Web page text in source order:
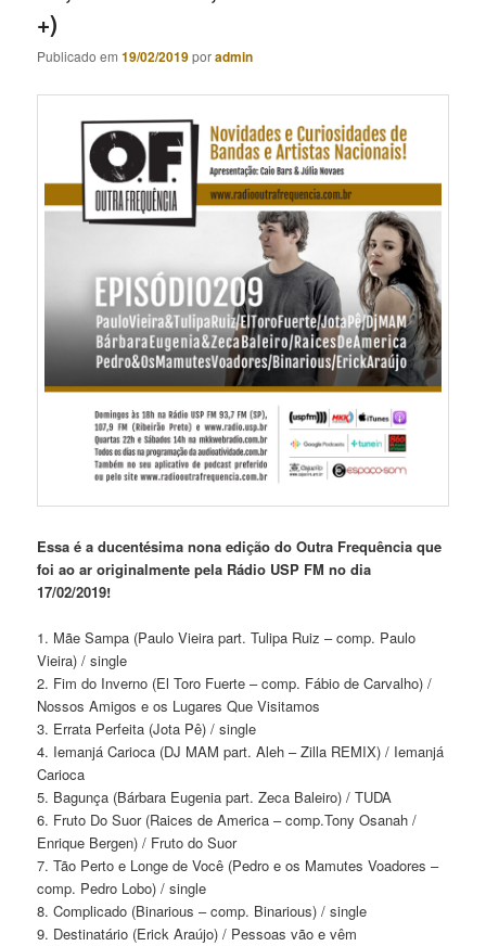
+)
Publicado em19/02/2019poradmin
Essa é a ducentésima nona edição do Outra Frequência que
foi ao ar originalmente pela Rádio USP FM no dia
17/02/2019!
1. Mãe Sampa (Paulo Vieira part. Tulipa Ruiz – comp. Paulo
Vieira) / single
2. Fim do Inverno (El Toro Fuerte – comp. Fábio de Carvalho) /
Nossos Amigos e os Lugares Que Visitamos
3. Errata Perfeita (Jota Pê) / single
4. Iemanjá Carioca (DJ MAM part. Aleh – Zilla REMIX) / Iemanjá
Carioca
5. Bagunça (Bárbara Eugenia part. Zeca Baleiro) / TUDA
6. Fruto Do Suor (Raices de America – comp.Tony Osanah /
Enrique Bergen) / Fruto do Suor
7. Tão Perto e Longe de Você (Pedro e os Mamutes Voadores –
comp. Pedro Lobo) / single
8. Complicado (Binarious – comp. Binarious) / single
9. Destinatário (Erick Araújo) / Pessoas vão e vêm